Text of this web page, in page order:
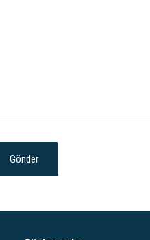
Gönder